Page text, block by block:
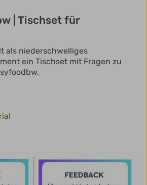
| Tischset für
als niederschwelliges
ein Tischset mit Fragen zu